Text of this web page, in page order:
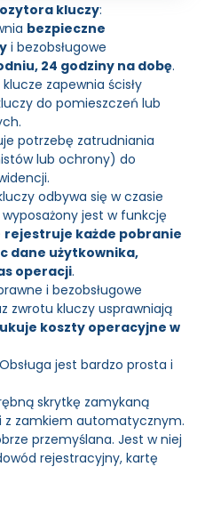
kluczy:
bezpieczne
i bezobsługowe
24 godziny na dobę.
zapewnia ścisły
do pomieszczeń lub
potrzebę zatrudniania
lub ochrony) do
odbywa się w czasie
jest w funkcję
rejestruje każde pobranie
dane użytkownika,
operacji.
i bezobsługowe
zwrotu kluczy usprawniają
koszty operacyjne w
jest bardzo prosta i
skrytkę zamykaną
z zamkiem automatycznym.
przemyślana. Jest w niej
rejestracyjny, kartę